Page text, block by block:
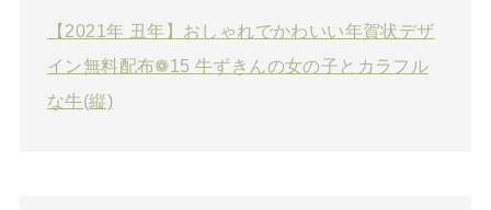
【2021年 丑年】おしゃれでかわいい年賀状デザ
イン無料配布❁15 牛ずきんの女の子とカラフル
な牛(縦)